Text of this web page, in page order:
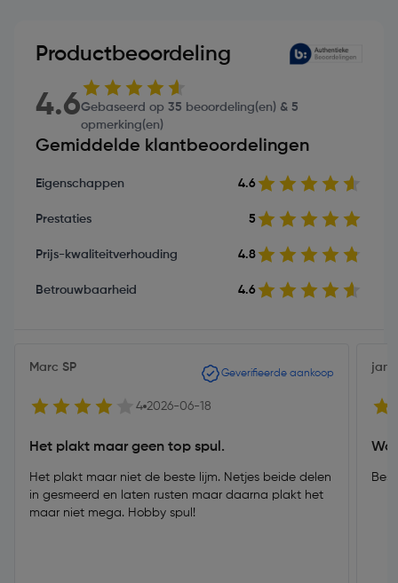
Productbeoordeling
4.6Gebaseerd op 35 beoordeling(en) & 5
opmerking(en)
Gemiddelde klantbeoordelingen
Eigenschappen 4.6
Prestaties 5
Prijs-kwaliteitverhouding 4.8
Betrouwbaarheid 4.6
Marc SP Geverifieerde aankoop
4 2026-06-18
Het plakt maar geen top spul.
Het plakt maar niet de beste lijm. Netjes beide delen
in gesmeerd en laten rusten maar daarna plakt het
maar niet mega. Hobby spul!